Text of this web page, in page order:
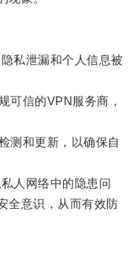
私泄漏和个人信息被
信的VPN服务商，
和更新，以确保自
人网络中的隐患问
全意识，从而有效防